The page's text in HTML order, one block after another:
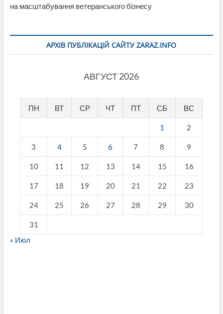
на масштабування ветеранського бізнесу
АРХІВ ПУБЛІКАЦІЙ САЙТУ ZARAZ.INFO
АВГУСТ 2026
ПН ВТ СР ЧТ ПТ СБ ВС
1 2
3 4 5 6 7 8 9
10 11 12 13 14 15 16
17 18 19 20 21 22 23
24 25 26 27 28 29 30
31
« Июл